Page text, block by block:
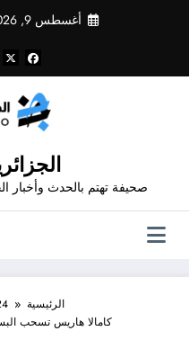
أغسطس 9, 2026
صحيفة تهتم بالحدث وأخبار
الرئيسية
كامالا هاريس تسحب